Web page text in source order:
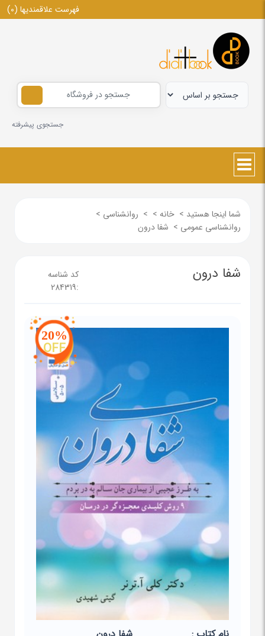
فهرست علاقمندیها (0)
جستجوی پیشرفته
شما اینجا هستید > خانه >
> روانشناسی >
روانشناسی عمومی > شفا درون
شفا درون
کد شناسه
:
284319
20%
OFF